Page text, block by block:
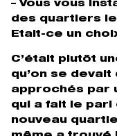
– Vous vous
des quartiers
Etait-ce un
C’était plutôt
qu’on se
approchés par
qui a fait le
nouveau